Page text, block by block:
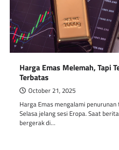
Harga Emas Melemah, Tapi
Terbatas
October 21, 2025
Harga Emas mengalami
Selasa jelang sesi Eropa. Saat
bergerak di…